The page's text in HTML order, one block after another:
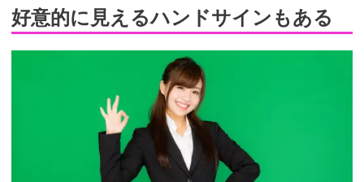
好意的に見えるハンドサインもある